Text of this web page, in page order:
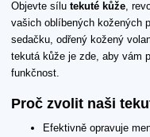
Objevte sílu tekuté kůže ,
vašich oblíbených kožených
sedačku, odřený kožený
tekutá kůže je zde, aby vám
funkčnost.
Proč zvolit naši
Efektivně opravuje